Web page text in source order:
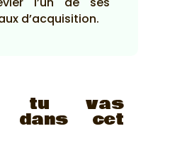
d’acquisition.
tu vas
dans cet